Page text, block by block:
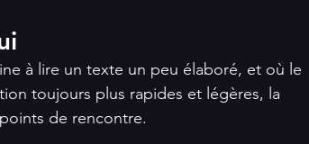
à lire un texte un peu élaboré, et où le
toujours plus rapides et légères, la
de rencontre.